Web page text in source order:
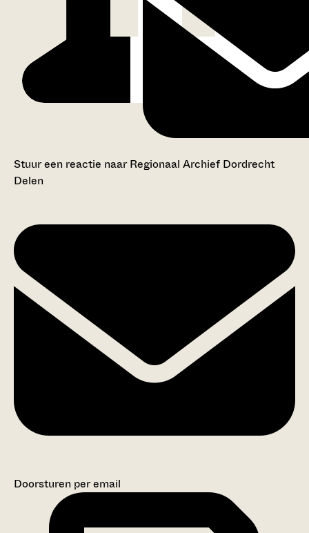
Stuur een reactie naar Regionaal Archief Dordrecht
Delen
Doorsturen per email